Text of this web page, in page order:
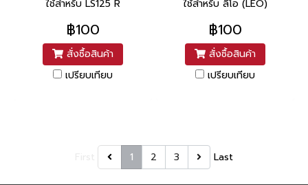
ใช้สำหรับ LS125 R
฿100
สั่งซื้อสินค้า
เปรียบเทียบ
ใช้สำหรับ ลีโอ (LEO)
฿100
สั่งซื้อสินค้า
เปรียบเทียบ
1 2 3 Last